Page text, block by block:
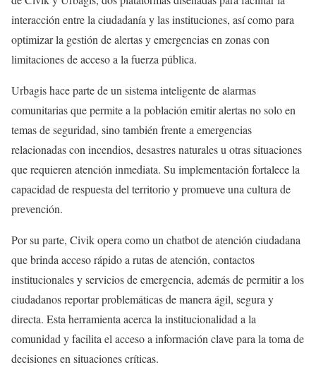
interacción entre la ciudadanía y las instituciones, así como para
optimizar la gestión de alertas y emergencias en zonas con
limitaciones de acceso a la fuerza pública.
Urbagis hace parte de un sistema inteligente de alarmas
comunitarias que permite a la población emitir alertas no solo en
temas de seguridad, sino también frente a emergencias
relacionadas con incendios, desastres naturales u otras situaciones
que requieren atención inmediata. Su implementación fortalece la
capacidad de respuesta del territorio y promueve una cultura de
prevención.
Por su parte, Civik opera como un chatbot de atención ciudadana
que brinda acceso rápido a rutas de atención, contactos
institucionales y servicios de emergencia, además de permitir a los
ciudadanos reportar problemáticas de manera ágil, segura y
directa. Esta herramienta acerca la institucionalidad a la
comunidad y facilita el acceso a información clave para la toma de
decisiones en situaciones críticas.